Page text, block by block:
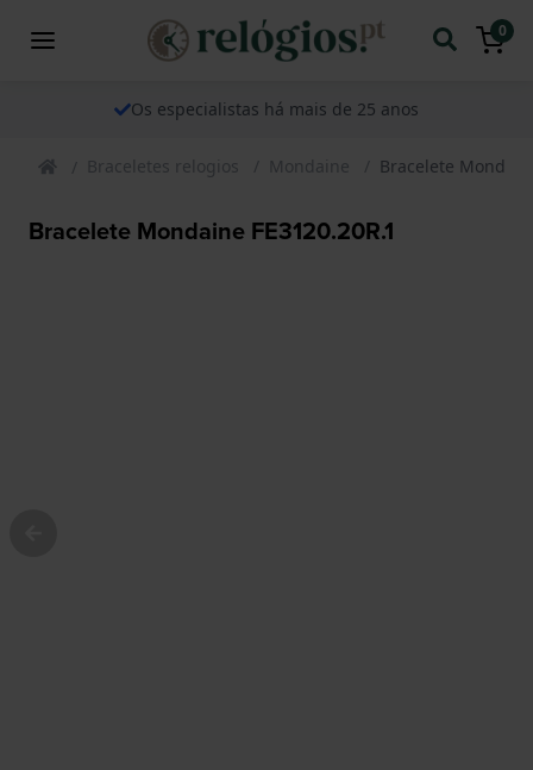
0
Os especialistas há mais de 25 anos
Braceletes relogios Mondaine Bracelete
Bracelete Mondaine FE3120.20R.1